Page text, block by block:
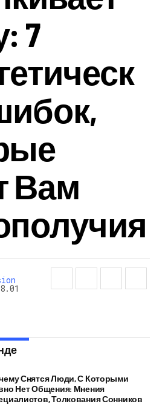
7
Вам
Снятся Люди, С Которыми
Нет Общения: Мнения
Толкования Сонников